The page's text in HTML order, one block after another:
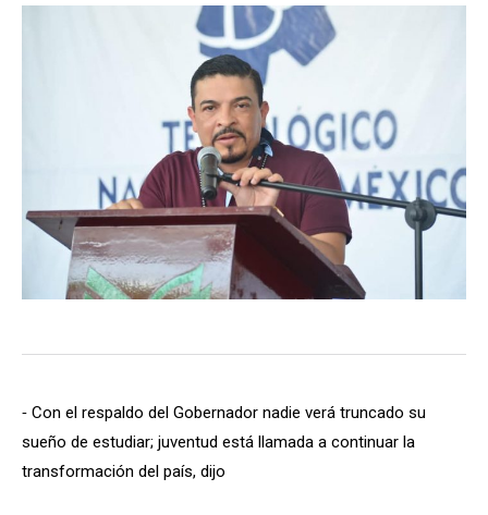
⁃ Con el respaldo del Gobernador nadie verá truncado su
sueño de estudiar; juventud está llamada a continuar la
transformación del país, dijo